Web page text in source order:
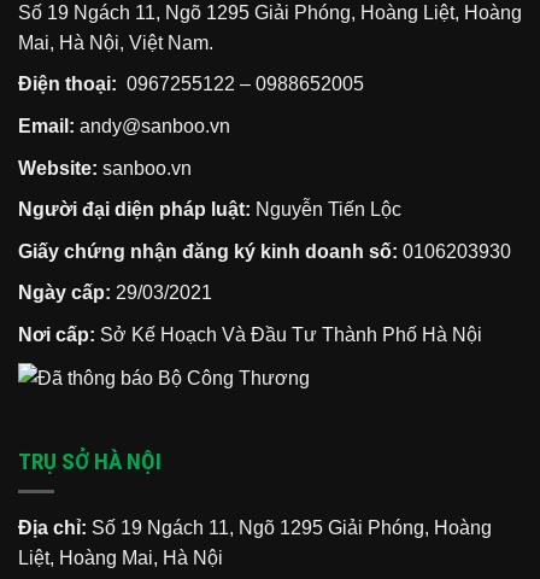
Số 19 Ngách 11, Ngõ 1295 Giải Phóng, Hoàng Liệt, Hoàng
Mai, Hà Nội, Việt Nam.
Điện thoại: 0967255122 – 0988652005
Email: andy@sanboo.vn
Website: sanboo.vn
Người đại diện pháp luật: Nguyễn Tiến Lộc
Giấy chứng nhận đăng ký kinh doanh số: 0106203930
Ngày cấp: 29/03/2021
Nơi cấp: Sở Kế Hoạch Và Đầu Tư Thành Phố Hà Nội
TRỤ SỞ HÀ NỘI
Địa chỉ: Số 19 Ngách 11, Ngõ 1295 Giải Phóng, Hoàng
Liệt, Hoàng Mai, Hà Nội